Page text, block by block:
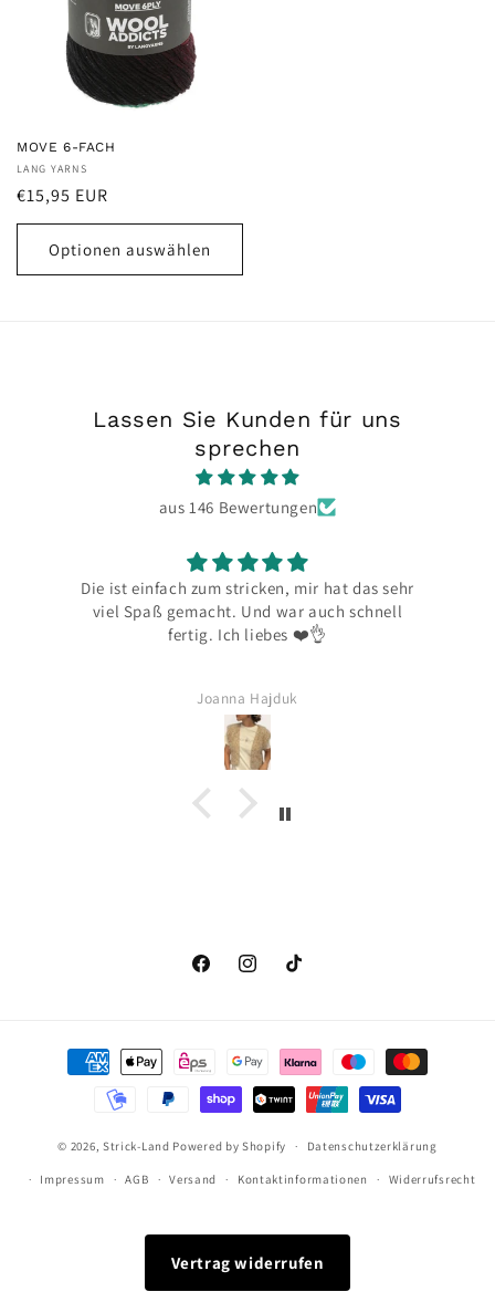
MOVE 6-FACH
Anbieter:
LANG YARNS
Normaler
Preis
€15,95 EUR
Optionen auswählen
Lassen Sie Kunden für uns
sprechen
aus 146 Bewertungen
Die ist einfach zum stricken, mir hat das sehr
viel Spaß gemacht. Und war auch schnell
fertig. Ich liebes ❤️👌
Joanna Hajduk
FacebookInstagramTikTok
Zahlungsmethoden
© 2026, Strick-Land Powered by Shopify Datenschutzerklärung
Impressum AGB Versand Kontaktinformationen Widerrufsrecht
Vertrag widerrufen